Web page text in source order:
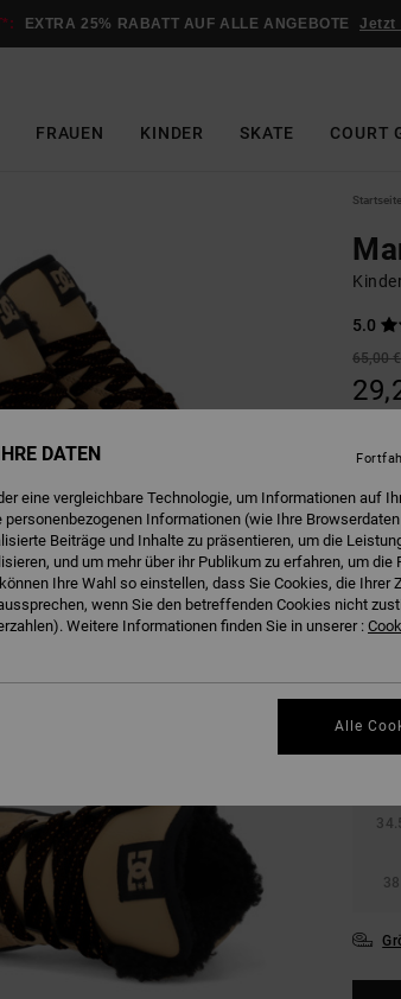
EXTRA 25% RABATT AUF ALLE ANGEBOTE Jetzt
FRAUEN KINDER SKATE COURT
Startseite
5.0
65,00 €
Farbe
38
DATEN
eine vergleichbare Technologie, um Informationen auf
Informationen (wie Ihre
Beiträge und Inhalte zu präsentieren, um die
und um mehr über ihr Publikum zu erfahren, um die
Ihre Wahl so einstellen, dass Sie Cookies, die Ihrer
wenn Sie den betreffenden Cookies nicht
Weitere Informationen finden Sie in unserer :
Alle